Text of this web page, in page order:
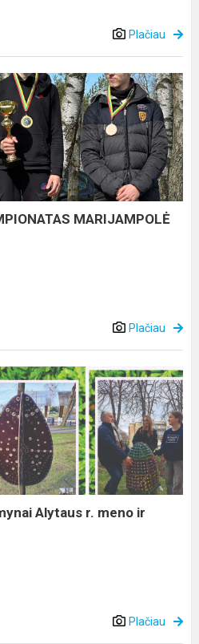
Plačiau
MARIJAMPOLĖ
Plačiau
Alytaus r. meno ir
Plačiau